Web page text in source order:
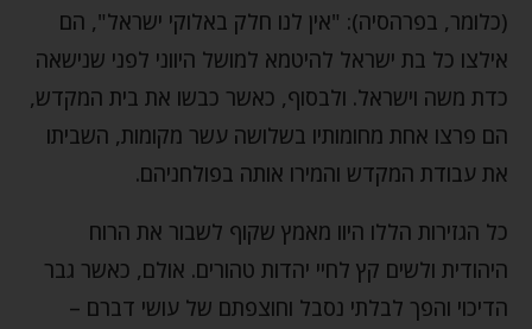
(כלומר, בפרהסיה): "אין לנו חלק באלוקי ישראל", הם
אילצו כל בת ישראל להיטמא למושל היווני לפני שנישאה
כדת משה וישראל. ולבסוף, כאשר כבשו את בית המקדש,
הם פרצו אחת מחומותיו בשלושה עשר מקומות, השביתו
את עבודת המקדש והמירו אותה בפולחניהם.
כל הגזירות הללו היוו מאמץ שקוף לשבור את הרוח
היהודית ולשים קץ לחיי יהדות טהורים. אולם, כאשר גבר
הדיכוי והפך לבלתי נסבל וחוצפתם של עושי דברם –